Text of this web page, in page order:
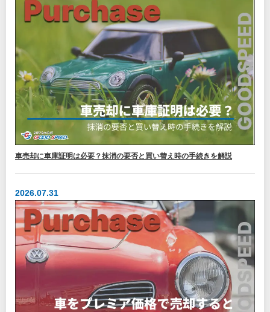
車売却に車庫証明は必要？抹消の要否と買い替え時の手続きを解説
2026.07.31